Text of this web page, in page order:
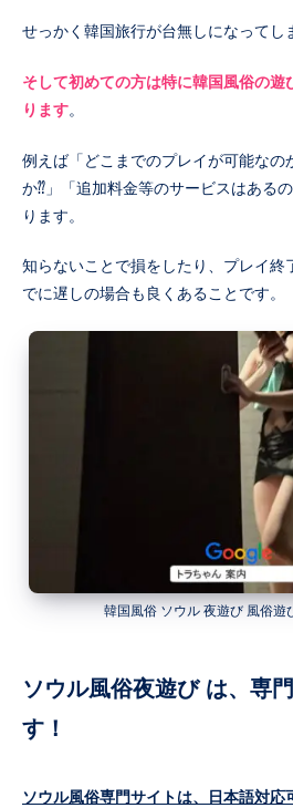
せっかく韓国旅行が台無しになってし
そして初めての方は特に韓国風俗の遊
ります。
例えば「どこまでのプレイが可能なの
か⁇」「追加料金等のサービスはある
ります。
知らないことで損をしたり、プレイ終
でに遅しの場合も良くあることです。
韓国風俗 ソウル 夜遊び 風俗遊
ソウル風俗夜遊び は、専
す！
ソウル風俗専門サイトは、日本語対応